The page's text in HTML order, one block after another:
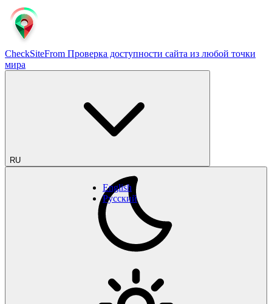
CheckSiteFrom Проверка доступности сайта из любой точки
мира
RU
English
Русский